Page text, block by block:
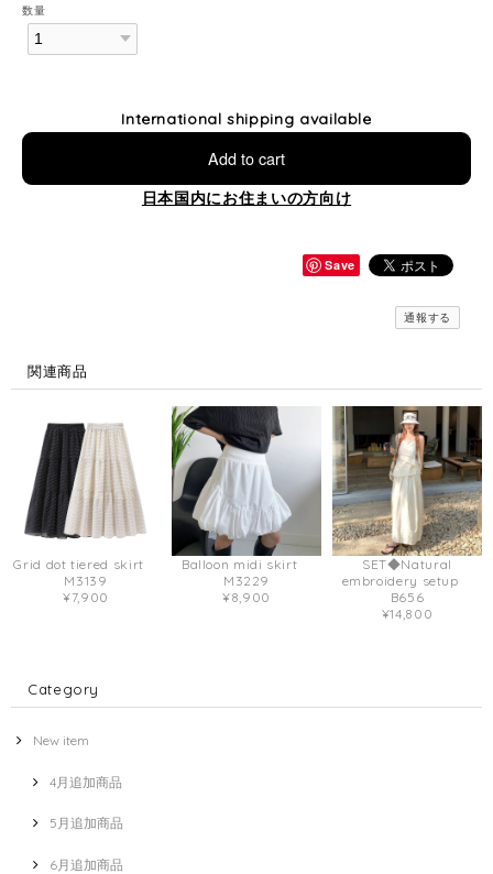
数量
International shipping available
Add to cart
日本国内にお住まいの方向け
Save
通報する
関連商品
Grid dot tiered skirt
M3139
¥7,900
Balloon midi skirt
M3229
¥8,900
SET◆Natural
embroidery setup
B656
¥14,800
Category
New item
4月追加商品
5月追加商品
6月追加商品